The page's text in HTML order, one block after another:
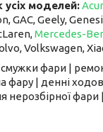
усіх моделей:
GAC, Geely,
Mercedes-
Volkswagen,
фари |
фару | денні
фари